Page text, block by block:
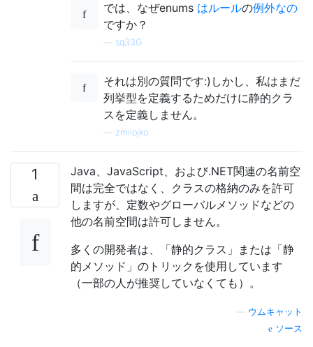
では、なぜenums はルールの例外なの
ですか？
sq33G
それは別の質問です:)しかし、私はまだ
列挙型を定義するためだけに静的クラ
スを定義しません。
zmilojko
1
Java、JavaScript、および.NET関連の名前空
間は完全ではなく、クラスの格納のみを許可
しますが、定数やグローバルメソッドなどの
他の名前空間は許可しません。
多くの開発者は、「静的クラス」または「静
的メソッド」のトリックを使用しています
（一部の人が推奨していなくても）。
ウムキャット
ソース